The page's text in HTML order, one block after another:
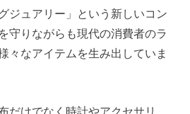
ジュアリー」という新しいコン
守りながらも現代の消費者のラ
々なアイテムを生み出していま
だけでなく時計やアクセサリ